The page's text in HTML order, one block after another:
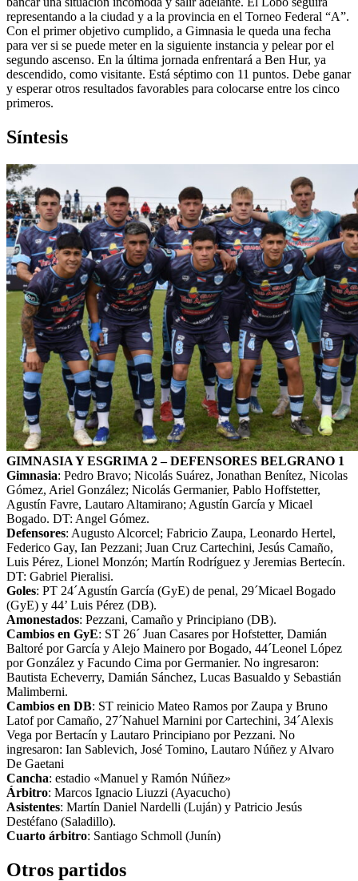
representando a la ciudad y a la provincia en el Torneo Federal “A”.
Con el primer objetivo cumplido, a Gimnasia le queda una fecha
para ver si se puede meter en la siguiente instancia y pelear por el
segundo ascenso. En la última jornada enfrentará a Ben Hur, ya
descendido, como visitante. Está séptimo con 11 puntos. Debe ganar
y esperar otros resultados favorables para colocarse entre los cinco
primeros.
Síntesis
GIMNASIA Y ESGRIMA 2 – DEFENSORES BELGRANO 1
Gimnasia: Pedro Bravo; Nicolás Suárez, Jonathan Benítez, Nicolas
Gómez, Ariel González; Nicolás Germanier, Pablo Hoffstetter,
Agustín Favre, Lautaro Altamirano; Agustín García y Micael
Bogado. DT: Angel Gómez.
Defensores: Augusto Alcorcel; Fabricio Zaupa, Leonardo Hertel,
Federico Gay, Ian Pezzani; Juan Cruz Cartechini, Jesús Camaño,
Luis Pérez, Lionel Monzón; Martín Rodríguez y Jeremias Bertecín.
DT: Gabriel Pieralisi.
Goles: PT 24´Agustín García (GyE) de penal, 29´Micael Bogado
(GyE) y 44’ Luis Pérez (DB).
Amonestados: Pezzani, Camaño y Principiano (DB).
Cambios en GyE: ST 26´ Juan Casares por Hofstetter, Damián
Baltoré por García y Alejo Mainero por Bogado, 44´Leonel López
por González y Facundo Cima por Germanier. No ingresaron:
Bautista Echeverry, Damián Sánchez, Lucas Basualdo y Sebastián
Malimberni.
Cambios en DB: ST reinicio Mateo Ramos por Zaupa y Bruno
Latof por Camaño, 27´Nahuel Marnini por Cartechini, 34´Alexis
Vega por Bertacín y Lautaro Principiano por Pezzani. No
ingresaron: Ian Sablevich, José Tomino, Lautaro Núñez y Alvaro
De Gaetani
Cancha: estadio «Manuel y Ramón Núñez»
Árbitro: Marcos Ignacio Liuzzi (Ayacucho)
Asistentes: Martín Daniel Nardelli (Luján) y Patricio Jesús
Destéfano (Saladillo).
Cuarto árbitro: Santiago Schmoll (Junín)
Otros partidos